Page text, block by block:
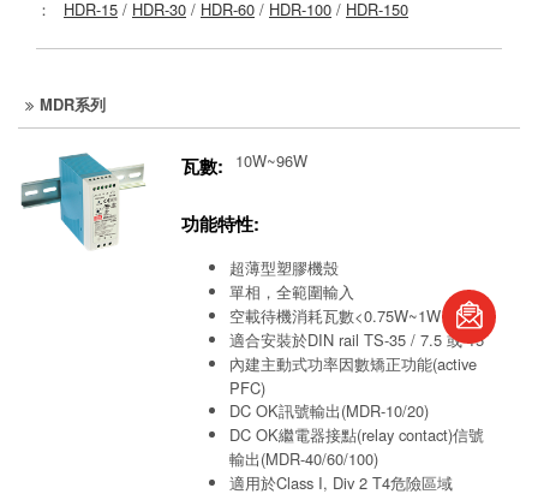
： HDR-15 / HDR-30 / HDR-60 / HDR-100 / HDR-150
MDR系列
瓦數: 10W~96W
功能特性:
超薄型塑膠機殼
單相，全範圍輸入
空載待機消耗瓦數<0.75W~1W
適合安裝於DIN rail TS-35 / 7.5 或 15
內建主動式功率因數矯正功能(active
PFC)
DC OK訊號輸出(MDR-10/20)
DC OK繼電器接點(relay contact)信號
輸出(MDR-40/60/100)
適用於Class I, Div 2 T4危險區域